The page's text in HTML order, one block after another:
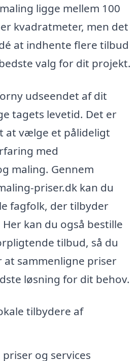
ligge mellem 100
kvadratmeter, men det
at indhente flere tilbud
valg for dit projekt.
udseendet af dit
tagets levetid. Det er
at vælge et pålideligt
med
maling. Gennem
priser.dk kan du
fagfolk, der tilbyder
kan du også bestille
tilbud, så du
sammenligne priser
løsning for dit behov.
tilbydere af
og services